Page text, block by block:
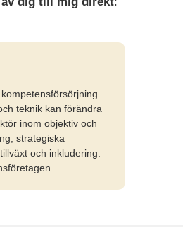
teknik kan förändra
inom objektiv och
strategiska
och inkludering.